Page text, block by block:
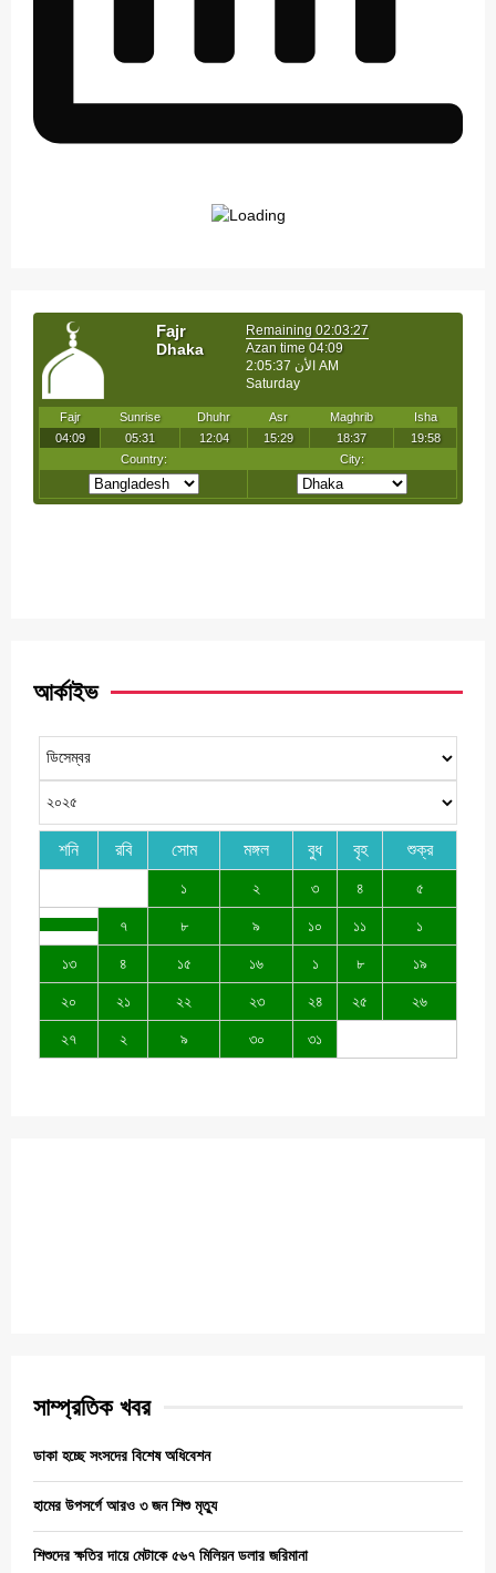
আর্কাইভ
শনি রবি সোম মঙ্গল বুধ বৃহ শুক্র
১ ২ ৩ ৪ ৫
৭ ৮ ৯ ১০ ১১ ১
১৩ ৪ ১৫ ১৬ ১ ৮ ১৯
২০ ২১ ২২ ২৩ ২৪ ২৫ ২৬
২৭ ২ ৯ ৩০ ৩১
সাম্প্রতিক খবর
ডাকা হচ্ছে সংসদের বিশেষ অধিবেশন
হামের উপসর্গে আরও ৩ জন শিশু মৃত্যু
শিশুদের ক্ষতির দায়ে মেটাকে ৫৬৭ মিলিয়ন ডলার জরিমানা